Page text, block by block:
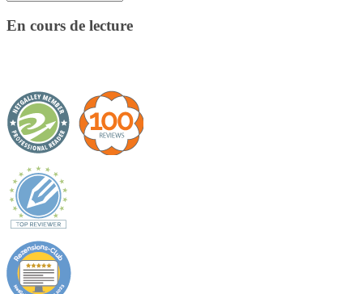
En cours de lecture